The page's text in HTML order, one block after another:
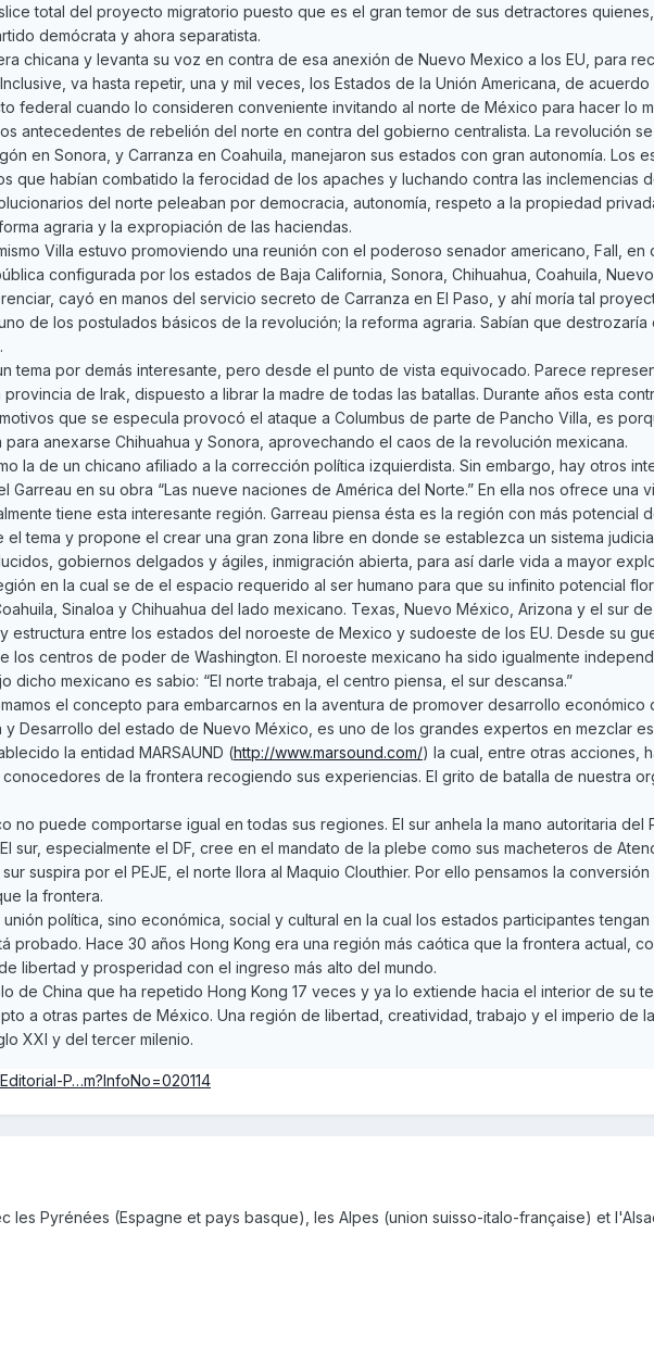
total del proyecto migratorio puesto que es el gran temor de sus detractores
demócrata y ahora separatista.
chicana y levanta su voz en contra de esa anexión de Nuevo Mexico a los EU, para
va hasta repetir, una y mil veces, los Estados de la Unión Americana, de
federal cuando lo consideren conveniente invitando al norte de México para hacer lo
antecedentes de rebelión del norte en contra del gobierno centralista. La revolución
en Sonora, y Carranza en Coahuila, manejaron sus estados con gran autonomía. Los
que habían combatido la ferocidad de los apaches y luchando contra las inclemencias
del norte peleaban por democracia, autonomía, respeto a la propiedad
agraria y la expropiación de las haciendas.
Villa estuvo promoviendo una reunión con el poderoso senador americano, Fall, en
configurada por los estados de Baja California, Sonora, Chihuahua, Coahuila,
cayó en manos del servicio secreto de Carranza en El Paso, y ahí moría tal
de los postulados básicos de la revolución; la reforma agraria. Sabían que
tema por demás interesante, pero desde el punto de vista equivocado. Parece
de Irak, dispuesto a librar la madre de todas las batallas. Durante años esta
que se especula provocó el ataque a Columbus de parte de Pancho Villa, es
anexarse Chihuahua y Sonora, aprovechando el caos de la revolución mexicana.
la de un chicano afiliado a la corrección política izquierdista. Sin embargo, hay otros
en su obra “Las nueve naciones de América del Norte.” En ella nos ofrece una
tiene esta interesante región. Garreau piensa ésta es la región con más potencial
el tema y propone el crear una gran zona libre en donde se establezca un sistema
gobiernos delgados y ágiles, inmigración abierta, para así darle vida a mayor
en la cual se de el espacio requerido al ser humano para que su infinito potencial
Sinaloa y Chihuahua del lado mexicano. Texas, Nuevo México, Arizona y el sur
estructura entre los estados del noroeste de Mexico y sudoeste de los EU. Desde su
los centros de poder de Washington. El noroeste mexicano ha sido igualmente
dicho mexicano es sabio: “El norte trabaja, el centro piensa, el sur descansa.”
el concepto para embarcarnos en la aventura de promover desarrollo económico
Desarrollo del estado de Nuevo México, es uno de los grandes expertos en mezclar
la entidad MARSAUND (http://www.marsound.com/) la cual, entre otras acciones,
de la frontera recogiendo sus experiencias. El grito de batalla de nuestra
no puede comportarse igual en todas sus regiones. El sur anhela la mano autoritaria
sur, especialmente el DF, cree en el mandato de la plebe como sus macheteros de
suspira por el PEJE, el norte llora al Maquio Clouthier. Por ello pensamos la
la frontera.
política, sino económica, social y cultural en la cual los estados participantes
probado. Hace 30 años Hong Kong era una región más caótica que la frontera actual,
libertad y prosperidad con el ingreso más alto del mundo.
de China que ha repetido Hong Kong 17 veces y ya lo extiende hacia el interior de su
a otras partes de México. Una región de libertad, creatividad, trabajo y el imperio de
XXI y del tercer milenio.
P…m?InfoNo=020114
les Pyrénées (Espagne et pays basque), les Alpes (union suisso-italo-française) et